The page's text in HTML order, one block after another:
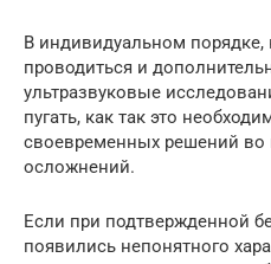
В индивидуальном порядке,
проводиться и
ультразвуковые
пугать, как так это
своевременных решений во
осложнений.
Если при подтвержденной
появились непонятного